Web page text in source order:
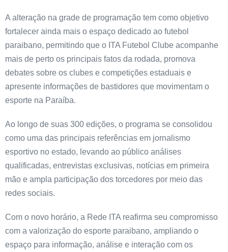
A alteração na grade de programação tem como objetivo
fortalecer ainda mais o espaço dedicado ao futebol
paraibano, permitindo que o ITA Futebol Clube acompanhe
mais de perto os principais fatos da rodada, promova
debates sobre os clubes e competições estaduais e
apresente informações de bastidores que movimentam o
esporte na Paraíba.
Ao longo de suas 300 edições, o programa se consolidou
como uma das principais referências em jornalismo
esportivo no estado, levando ao público análises
qualificadas, entrevistas exclusivas, notícias em primeira
mão e ampla participação dos torcedores por meio das
redes sociais.
Com o novo horário, a Rede ITA reafirma seu compromisso
com a valorização do esporte paraibano, ampliando o
espaço para informação, análise e interação com os